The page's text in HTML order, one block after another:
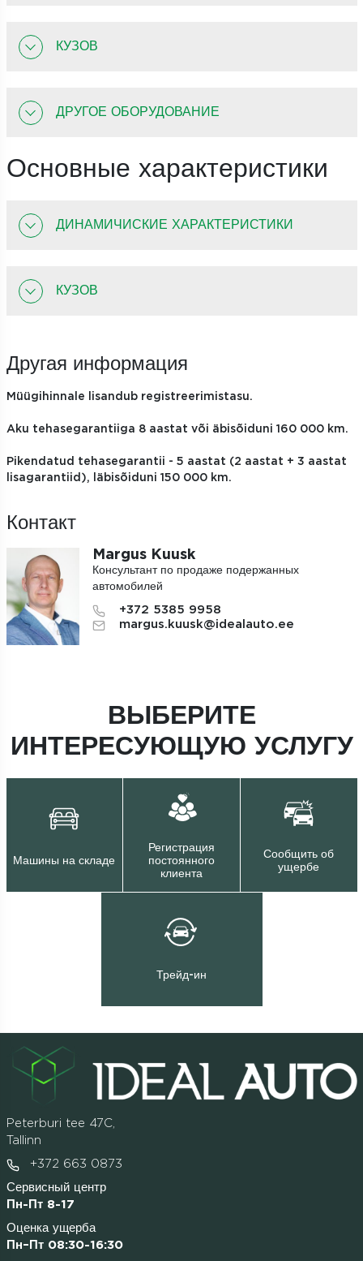
КУЗОВ
ДРУГОЕ ОБОРУДОВАНИЕ
Основные характеристики
ДИНАМИЧИСКИЕ ХАРАКТЕРИСТИКИ
КУЗОВ
Другая информация
Müügihinnale lisandub registreerimistasu.
Aku tehasegarantiiga 8 aastat või äbisõiduni 160 000 km.
Pikendatud tehasegarantii - 5 aastat (2 aastat + 3 aastat
lisagarantiid), läbisõiduni 150 000 km.
Контакт
Margus Kuusk
Консультант по продаже подержанных
автомобилей
+372 5385 9958
margus.kuusk@idealauto.ee
ВЫБЕРИТЕ
ИНТЕРЕСУЮЩУЮ УСЛУГУ
Машины на складе
Регистрация
постоянного
клиента
Сообщить об
ущербе
Трейд-ин
Peterburi tee 47C,
Tallinn
+372 663 0873
Сервисный центр
Пн-Пт 8-17
Оценка ущерба
Пн–Пт 08:30-16:30